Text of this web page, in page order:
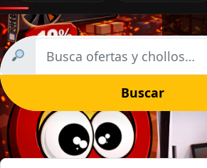
Buscar